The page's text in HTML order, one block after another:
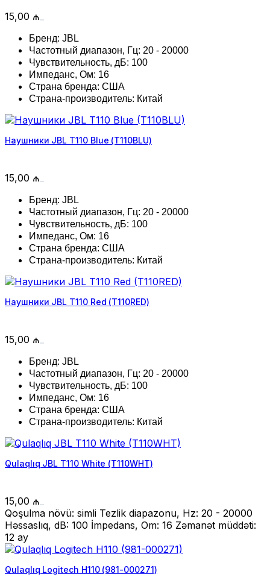
15,00 ₼
Бренд: JBL
Частотный диапазон, Гц: 20 - 20000
Чувствительность, дБ: 100
Импеданс, Ом: 16
Страна бренда: США
Страна-производитель: Китай
Наушники JBL T110 Blue (T110BLU)
15,00 ₼
Бренд: JBL
Частотный диапазон, Гц: 20 - 20000
Чувствительность, дБ: 100
Импеданс, Ом: 16
Страна бренда: США
Страна-производитель: Китай
Наушники JBL T110 Red (T110RED)
15,00 ₼
Бренд: JBL
Частотный диапазон, Гц: 20 - 20000
Чувствительность, дБ: 100
Импеданс, Ом: 16
Страна бренда: США
Страна-производитель: Китай
Qulaqlıq JBL T110 White (T110WHT)
15,00 ₼
Qoşulma növü: simli Tezlik diapazonu, Hz: 20 - 20000
Həssaslıq, dB: 100 İmpedans, Om: 16 Zəmanət müddəti:
12 ay
Qulaqlıq Logitech H110 (981-000271)